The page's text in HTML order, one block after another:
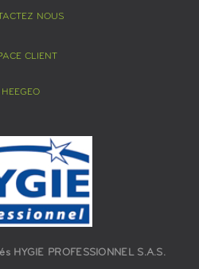
NOUS
CLIENT
HEEGEO
HYGIE PROFESSIONNEL S.A.S.